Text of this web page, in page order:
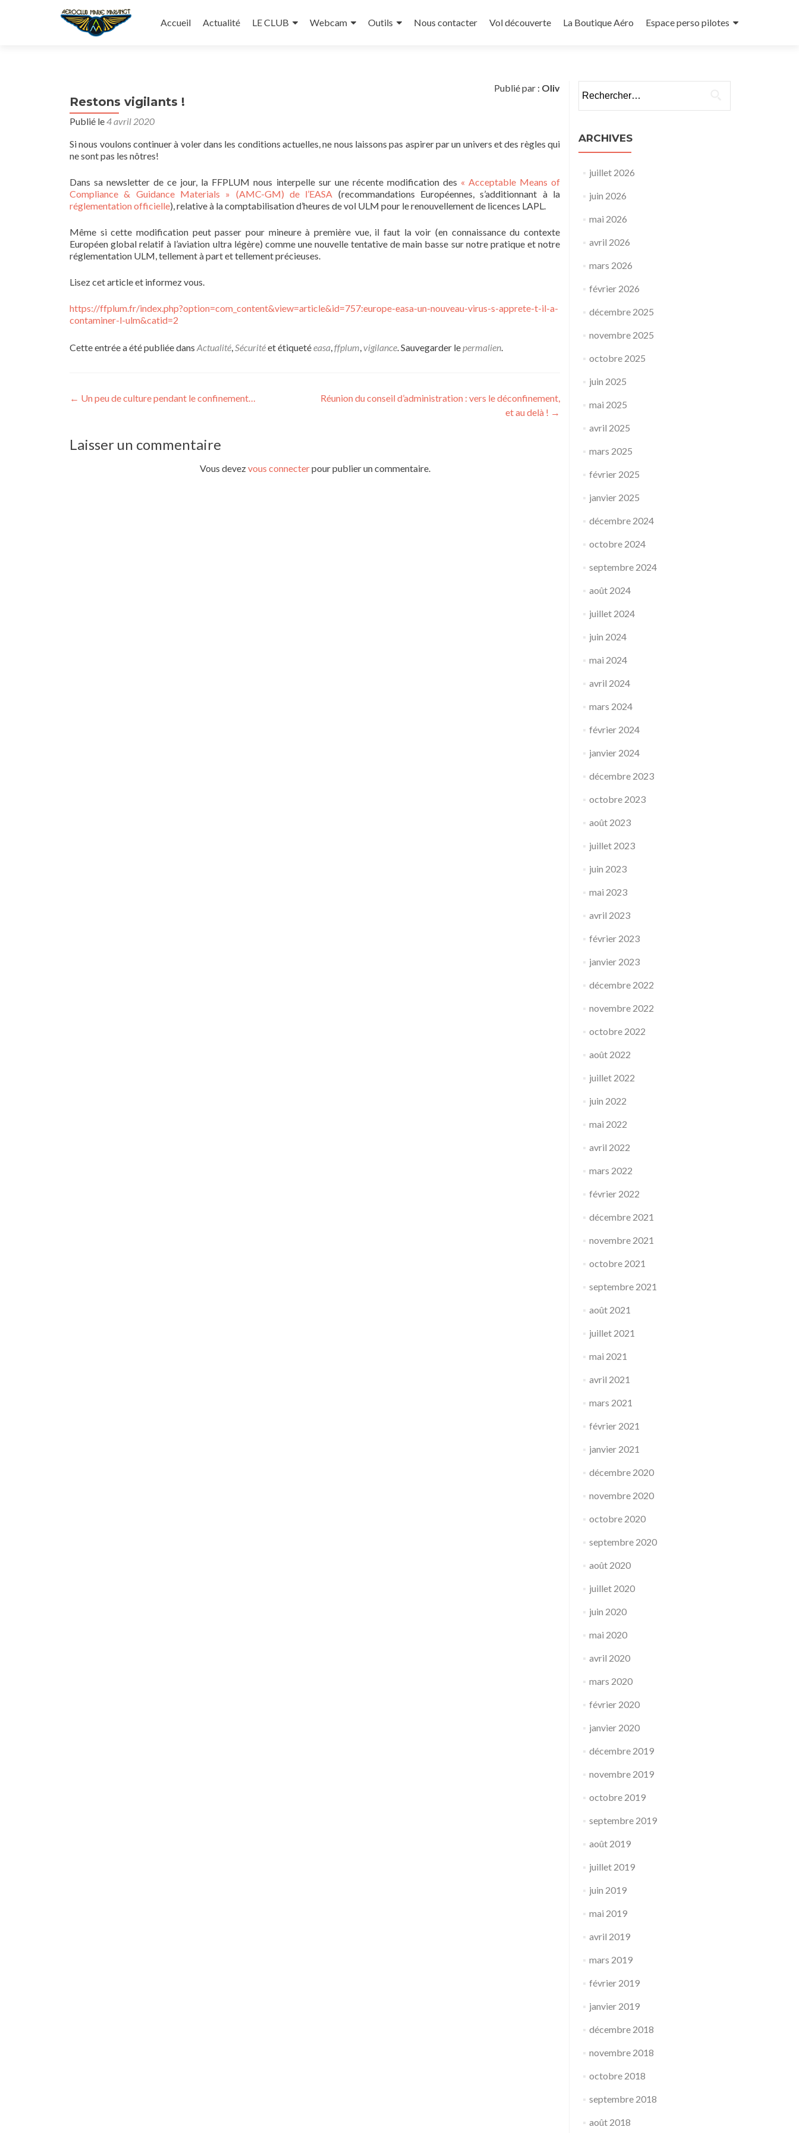
au
Accueil Actualité LE CLUB Webcam Outils Nous contacter Vol découverte La Boutique Aéro Espace perso pilotes
Publié par : Oliv
Restons vigilants !
Publié le4 avril 2020
Si nous voulons continuer à voler dans les conditions actuelles, ne nous laissons pas aspirer par un univers et des règles qui
ne sont pas les nôtres!
Dans sa newsletter de ce jour, la FFPLUM nous interpelle sur une récente modification des « Acceptable Means of
Compliance & Guidance Materials » (AMC-GM) de l’EASA (recommandations Européennes, s’additionnant à la
réglementation officielle), relative à la comptabilisation d’heures de vol ULM pour le renouvellement de licences LAPL.
Même si cette modification peut passer pour mineure à première vue, il faut la voir (en connaissance du contexte
Européen global relatif à l’aviation ultra légère) comme une nouvelle tentative de main basse sur notre pratique et notre
réglementation ULM, tellement à part et tellement précieuses.
Lisez cet article et informez vous.
https://ffplum.fr/index.php?option=com_content&view=article&id=757:europe-easa-un-nouveau-virus-s-apprete-t-il-a-
contaminer-l-ulm&catid=2
Cette entrée a été publiée dans Actualité,Sécuritéet étiquetéeasa,ffplum,vigilance. Sauvegarder lepermalien.
Navigation
l’article
← Un peu de culture pendant le confinement…
Réunion du conseil d’administration : vers le déconfinement,
et au delà ! →
Laisser un commentaire
Vous devezvous connecterpour publier un commentaire.
ARCHIVES
juillet 2026
juin 2026
mai 2026
avril 2026
mars 2026
février 2026
décembre 2025
novembre 2025
octobre 2025
juin 2025
mai 2025
avril 2025
mars 2025
février 2025
janvier 2025
décembre 2024
octobre 2024
septembre 2024
août 2024
juillet 2024
juin 2024
mai 2024
avril 2024
mars 2024
février 2024
janvier 2024
décembre 2023
octobre 2023
août 2023
juillet 2023
juin 2023
mai 2023
avril 2023
février 2023
janvier 2023
décembre 2022
novembre 2022
octobre 2022
août 2022
juillet 2022
juin 2022
mai 2022
avril 2022
mars 2022
février 2022
décembre 2021
novembre 2021
octobre 2021
septembre 2021
août 2021
juillet 2021
mai 2021
avril 2021
mars 2021
février 2021
janvier 2021
décembre 2020
novembre 2020
octobre 2020
septembre 2020
août 2020
juillet 2020
juin 2020
mai 2020
avril 2020
mars 2020
février 2020
janvier 2020
décembre 2019
novembre 2019
octobre 2019
septembre 2019
août 2019
juillet 2019
juin 2019
mai 2019
avril 2019
mars 2019
février 2019
janvier 2019
décembre 2018
novembre 2018
octobre 2018
septembre 2018
août 2018